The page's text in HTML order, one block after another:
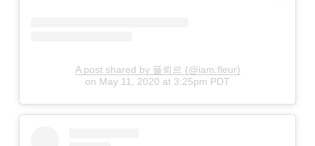
A post shared by 플뢰르 (@iam.fleur)
on May 11, 2020 at 3:25pm PDT